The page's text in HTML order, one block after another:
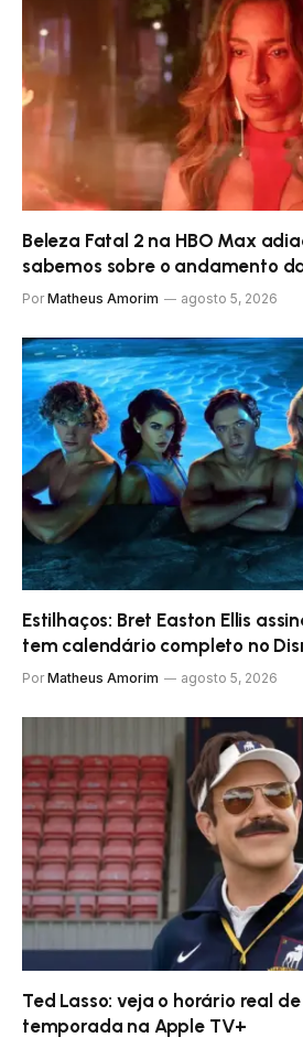
Beleza Fatal 2 na HBO Max
sabemos sobre o andamento
Por Matheus Amorim agosto 5, 2026
Estilhaços: Bret Easton Ellis
tem calendário completo no
Por Matheus Amorim agosto 5, 2026
Ted Lasso: veja o horário real
temporada na Apple TV+